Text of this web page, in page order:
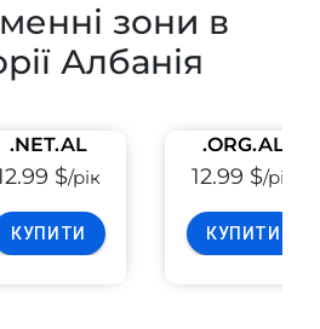
зони в
Албанія
.NET.AL
$/рік
КУПИТИ
.ORG.AL
12.99 $/рік
КУПИТИ